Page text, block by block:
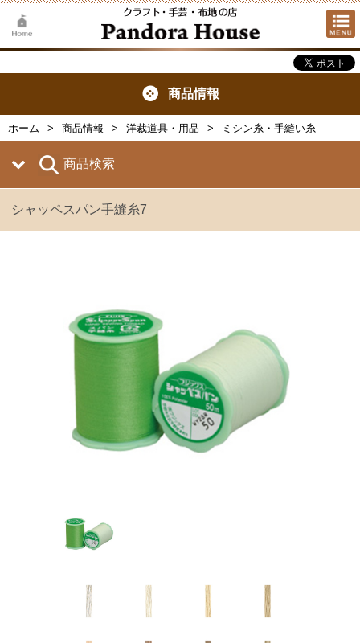
商品情報
ホーム 商品情報 洋裁道具・用品 ミシン糸・手縫い糸
商品検索
シャッペスパン手縫糸7